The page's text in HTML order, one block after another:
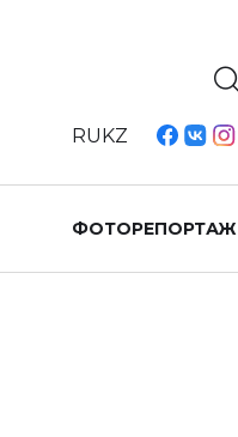
RUKZ
ФОТОРЕПОРТАЖ